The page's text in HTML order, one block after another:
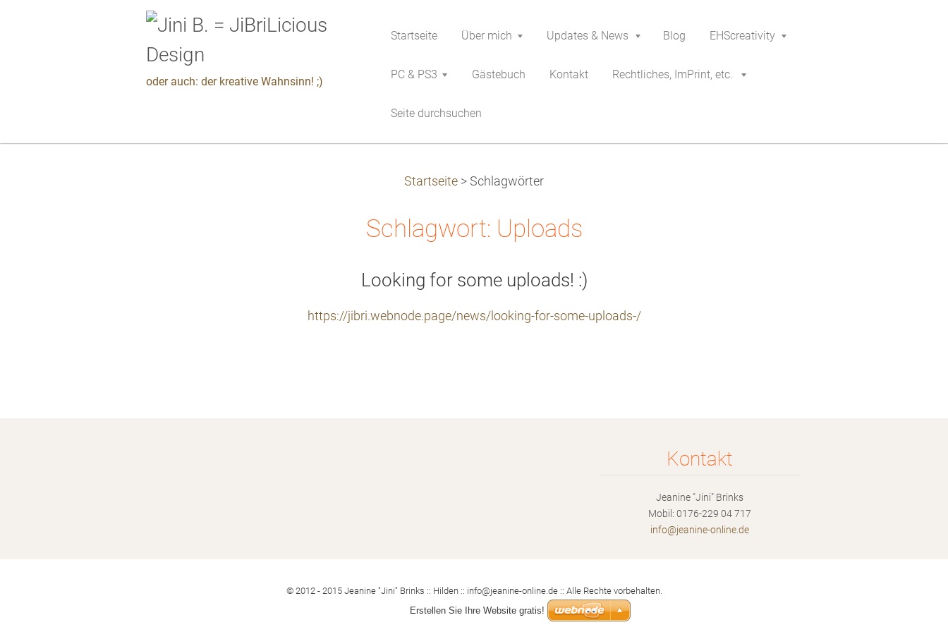
oder auch: der kreative Wahnsinn! ;)
Startseite Über mich Updates & News Blog EHScreativity
PC & PS3 Gästebuch Kontakt Rechtliches, ImPrint, etc.
Seite durchsuchen
Startseite > Schlagwörter
Schlagwort: Uploads
Looking for some uploads! :)
https://jibri.webnode.page/news/looking-for-some-uploads-/
Kontakt
Jeanine "Jini" Brinks
Mobil: 0176-229 04 717
info@jeanine-onl ine.de
© 2012 - 2015 Jeanine "Jini" Brinks :: Hilden :: info@jeanine-online.de :: Alle Rechte vorbehalten.
Erstellen Sie Ihre Website gratis!